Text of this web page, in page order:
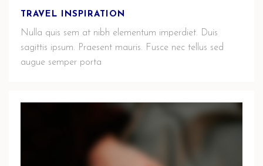
TRAVEL INSPIRATION
Nulla quis sem at nibh elementum imperdiet. Duis
sagittis ipsum. Praesent mauris. Fusce nec tellus sed
augue semper porta